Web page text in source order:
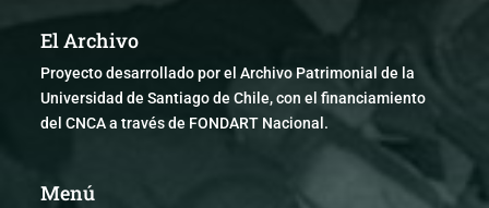
El Archivo
Proyecto desarrollado por el Archivo Patrimonial de la
Universidad de Santiago de Chile, con el financiamiento
del CNCA a través de FONDART Nacional.
Menú